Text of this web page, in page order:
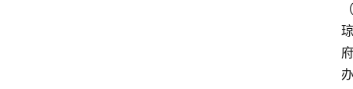
（
琼
府
办